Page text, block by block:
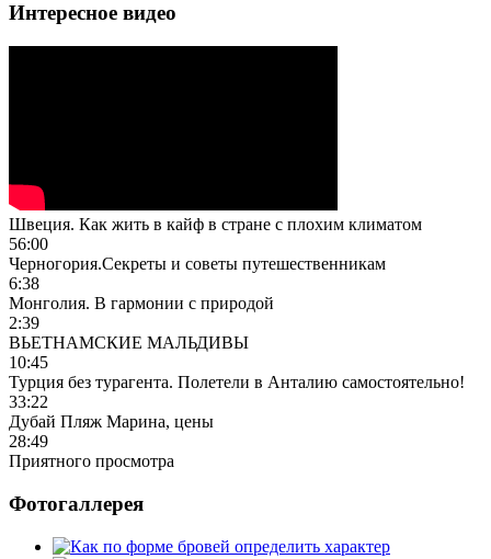
Интересное видео
Швеция. Как жить в кайф в стране с плохим климатом
56:00
Черногория.Секреты и советы путешественникам
6:38
Монголия. В гармонии с природой
2:39
ВЬЕТНАМСКИЕ МАЛЬДИВЫ
10:45
Турция без турагента. Полетели в Анталию самостоятельно!
33:22
Дубай Пляж Марина, цены
28:49
Приятного просмотра
Фотогаллерея